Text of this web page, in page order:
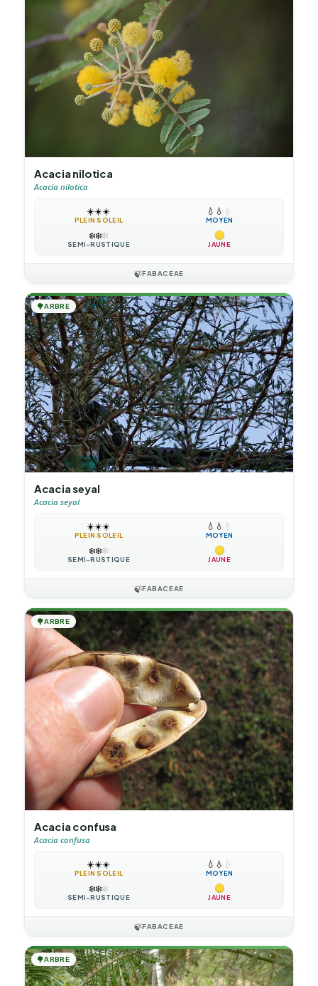
Acacia nilotica
Acacia nilotica
☀️☀️☀️
PLEIN SOLEIL
💧 💧 💧
MOYEN
❄️❄️❄️
SEMI-RUSTIQUE JAUNE
🍃FABACEAE
🌳ARBRE
Acacia seyal
Acacia seyal
☀️☀️☀️
PLEIN SOLEIL
💧 💧 💧
MOYEN
❄️❄️❄️
SEMI-RUSTIQUE JAUNE
🍃FABACEAE
🌳ARBRE
Acacia confusa
Acacia confusa
☀️☀️☀️
PLEIN SOLEIL
💧 💧 💧
MOYEN
❄️❄️❄️
SEMI-RUSTIQUE JAUNE
🍃FABACEAE
🌳ARBRE